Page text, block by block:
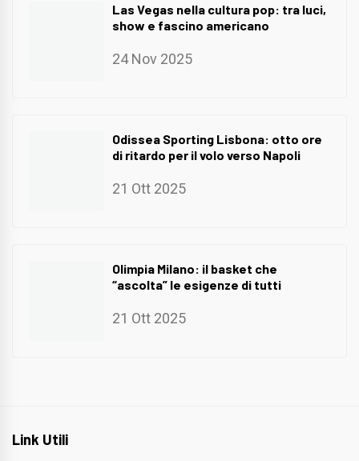
Las Vegas nella cultura pop: tra luci,
show e fascino americano
24 Nov 2025
Odissea Sporting Lisbona: otto ore
di ritardo per il volo verso Napoli
21 Ott 2025
Olimpia Milano: il basket che
“ascolta” le esigenze di tutti
21 Ott 2025
Link Utili